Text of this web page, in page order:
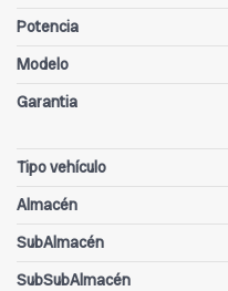
Potencia
Modelo
Garantia
Tipo vehículo
Almacén
SubAlmacén
SubSubAlmacén